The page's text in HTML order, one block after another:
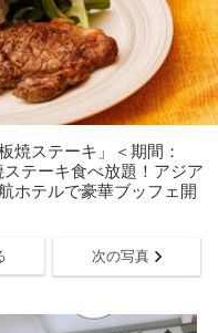
焼ステーキ」＜期間：
テーキ食べ放題！アジア
ホテルで豪華ブッフェ開
次の写真